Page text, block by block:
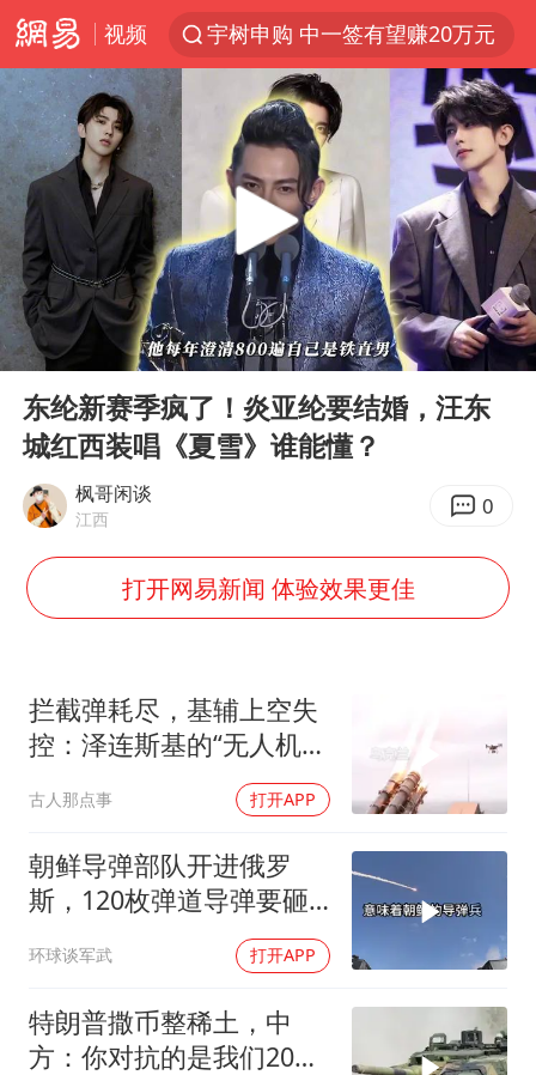
视频
宇树申购 中一签有望赚20万元
4.2平卫生间补漏注胶花1.55万
白海豚路径图
武汉3名城管协管员殴打摊主被刑拘
律师谈贾冰私人饭局被偷拍
男子结婚8年3个女儿都不是亲生
多地银行上调存款利率
5万小车卖不动 微型代步车集体遇冷
NBA传奇教练老尼尔森去世
手机真会“偷听”我们说话吗
加沙约14万栋建筑被完全摧毁
Play
00:00 03:34
东纶新赛季疯了！炎亚纶要结婚，汪东
城红西装唱《夏雪》谁能懂？
枫哥闲谈
江西 0
打开网易新闻 体验效果更佳
拦截弹耗尽，基辅上空失
控：泽连斯基的“无人机神
话”为何突然没人提了
古人那点事 打开APP
朝鲜导弹部队开进俄罗
斯，120枚弹道导弹要砸
环球谈军武 打开APP
特朗普撒币整稀土，中
方：你对抗的是我们20年